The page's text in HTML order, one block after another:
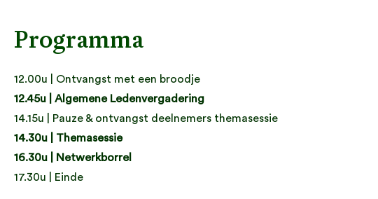
Programma
12.00u | Ontvangst met een broodje
12.45u | Algemene Ledenvergadering
14.15u | Pauze & ontvangst deelnemers themasessie
14.30u | Themasessie
16.30u | Netwerkborrel
17.30u | Einde